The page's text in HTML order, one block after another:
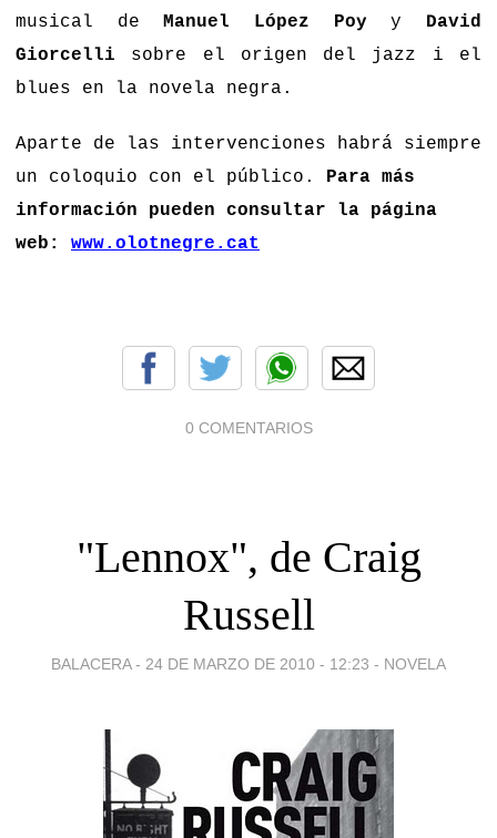
musical de Manuel López Poy y David
Giorcelli
sobre el origen del jazz i el
blues en la novela negra.
Aparte de las intervenciones habrá
siempre
un
coloquio con el público.
Para más
información pueden consultar la página
web: www.olotnegre.cat
0 COMENTARIOS
"Lennox", de Craig
Russell
BALACERA - 24 DE MARZO DE 2010 - 12:23 - NOVELA